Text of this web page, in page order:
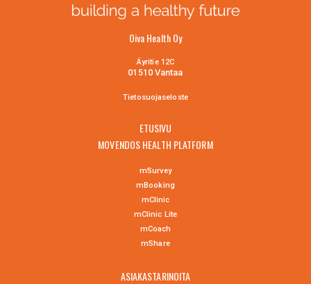
Oiva Health Oy
Äyritie 12C
01510 Vantaa
Tietosuojaselo ste
ETUSIVU
MOVENDOS HEALTH PLATFORM
mSurvey
mBooking
mClinic
mClinic Lite
mCoach
mShare
ASIAKASTARINOITA